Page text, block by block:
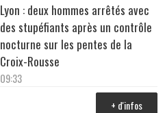
Lyon : deux hommes arrêtés avec
des stupéfiants après un contrôle
nocturne sur les pentes de la
Croix-Rousse
09:33
+ d'infos